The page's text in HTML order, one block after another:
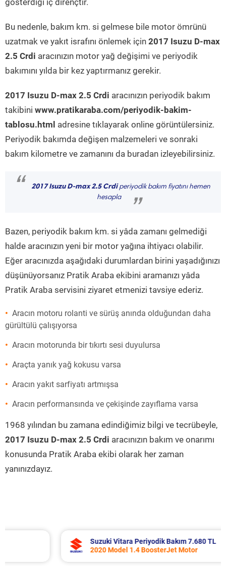
gösterdiği iç dirençtir.
Bu nedenle, bakım km. si gelmese bile motor ömrünü
uzatmak ve yakıt israfını önlemek için 2017 Isuzu D-max
2.5 Crdi aracınızın motor yağ değişimi ve periyodik
bakımını yılda bir kez yaptırmanız gerekir.
2017 Isuzu D-max 2.5 Crdi aracınızın periyodik bakım
takibini www.pratikaraba.com/periyodik-bakim-
tablosu.html adresine tıklayarak online görüntülersiniz.
Periyodik bakımda değişen malzemeleri ve sonraki
bakım kilometre ve zamanını da buradan izleyebilirsiniz.
“ 2017 Isuzu D-max 2.5 Crdiperiyodik bakım fiyatını hemen
hesapla
”
Bazen, periyodik bakım km. si yâda zamanı gelmediği
halde aracınızın yeni bir motor yağına ihtiyacı olabilir.
Eğer aracınızda aşağıdaki durumlardan birini yaşadığınızı
düşünüyorsanız Pratik Araba ekibini aramanızı yâda
Pratik Araba servisini ziyaret etmenizi tavsiye ederiz.
Aracın motoru rolanti ve sürüş anında olduğundan daha
gürültülü çalışıyorsa
Aracın motorunda bir tıkırtı sesi duyulursa
Araçta yanık yağ kokusu varsa
Aracın yakıt sarfiyatı artmışsa
Aracın performansında ve çekişinde zayıflama varsa
1968 yılından bu zamana edindiğimiz bilgi ve tecrübeyle,
2017 Isuzu D-max 2.5 Crdi aracınızın bakım ve onarımı
konusunda Pratik Araba ekibi olarak her zaman
yanınızdayız.
Suzuki Vitara Periyodik Bakım 7.680 TL
2020 Model 1.4 BoosterJet Motor